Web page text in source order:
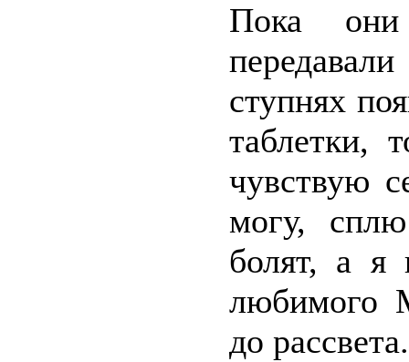
Пока
ступнях
таблетки,
чувствую
могу,
болят, а я
любимого
до рассвета.